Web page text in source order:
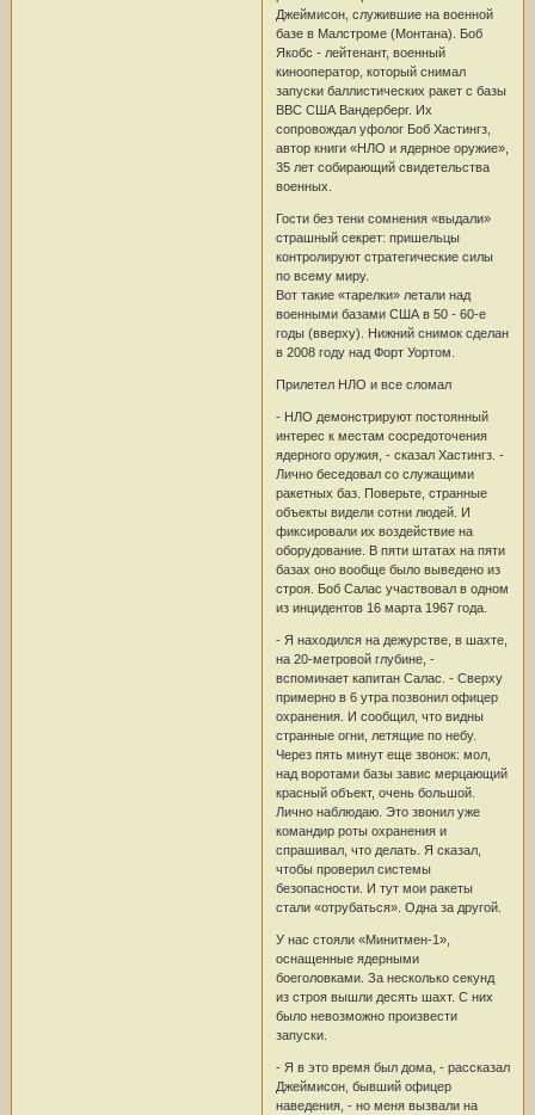
Джеймисон, служившие на военной
базе в Малстроме (Монтана). Боб
Якобс - лейтенант, военный
кинооператор, который снимал
запуски баллистических ракет с базы
ВВС США Вандерберг. Их
сопровождал уфолог Боб Хастингз,
автор книги «НЛО и ядерное оружие»,
35 лет собирающий свидетельства
военных.
Гости без тени сомнения «выдали»
страшный секрет: пришельцы
контролируют стратегические силы
по всему миру.
Вот такие «тарелки» летали над
военными базами США в 50 - 60-е
годы (вверху). Нижний снимок сделан
в 2008 году над Форт Уортом.
Прилетел НЛО и все сломал
- НЛО демонстрируют постоянный
интерес к местам сосредоточения
ядерного оружия, - сказал Хастингз. -
Лично беседовал со служащими
ракетных баз. Поверьте, странные
объекты видели сотни людей. И
фиксировали их воздействие на
оборудование. В пяти штатах на пяти
базах оно вообще было выведено из
строя. Боб Салас участвовал в одном
из инцидентов 16 марта 1967 года.
- Я находился на дежурстве, в шахте,
на 20-метровой глубине, -
вспоминает капитан Салас. - Сверху
примерно в 6 утра позвонил офицер
охранения. И сообщил, что видны
странные огни, летящие по небу.
Через пять минут еще звонок: мол,
над воротами базы завис мерцающий
красный объект, очень большой.
Лично наблюдаю. Это звонил уже
командир роты охранения и
спрашивал, что делать. Я сказал,
чтобы проверил системы
безопасности. И тут мои ракеты
стали «отрубаться». Одна за другой.
У нас стояли «Минитмен-1»,
оснащенные ядерными
боеголовками. За несколько секунд
из строя вышли десять шахт. С них
было невозможно произвести
запуски.
- Я в это время был дома, - рассказал
Джеймисон, бывший офицер
наведения, - но меня вызвали на